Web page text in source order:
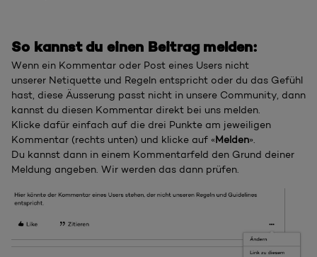
So kannst du einen Beitrag melden:
Wenn ein Kommentar oder Post eines Users nicht
unserer Netiquette und Regeln entspricht oder du das Gefühl
hast, diese Äusserung passt nicht in unsere Community, dann
kannst du diesen Kommentar direkt bei uns melden.
Klicke dafür einfach auf die drei Punkte am jeweiligen
Kommentar (rechts unten) und klicke auf «Melden».
Du kannst dann in einem Kommentarfeld den Grund deiner
Meldung angeben. Wir werden das dann prüfen.